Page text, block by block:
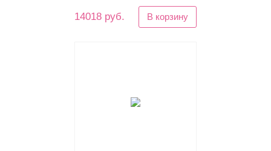
14018 руб. В корзину